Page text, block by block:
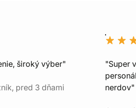
široký výber"
pred 3 dňami
"Super
nerdov"